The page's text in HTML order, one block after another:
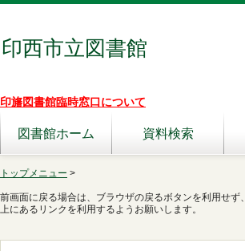
印西市立図書館
印旛図書館臨時窓口について
図書館ホーム 資料検索
トップメニュー >
前画面に戻る場合は、ブラウザの戻るボタンを利用せず、
上にあるリンクを利用するようお願いします。